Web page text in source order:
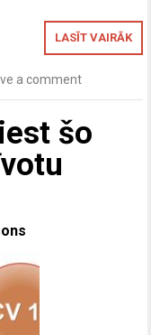
LASĪT VAIRĀK
a comment
šo